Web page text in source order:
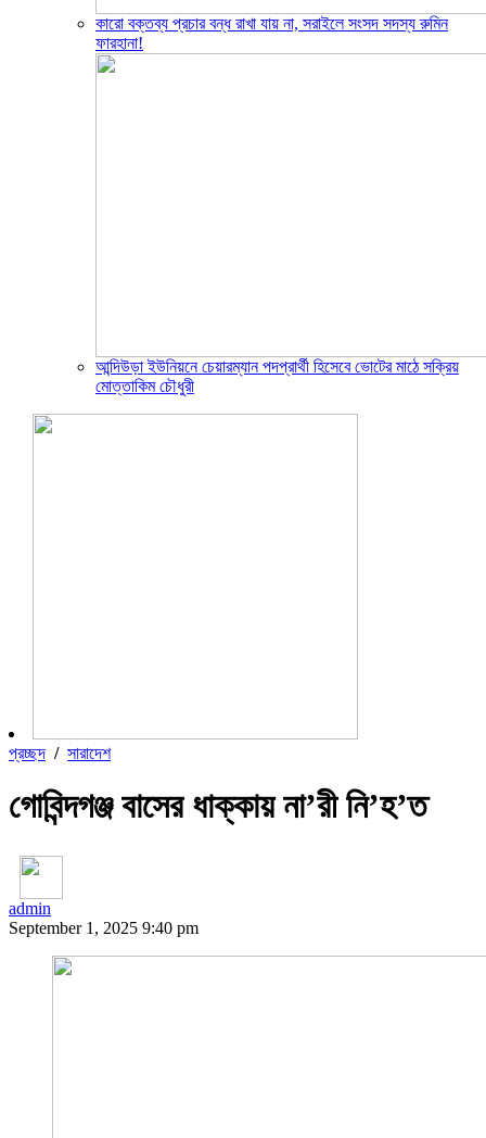
‎কারো বক্তব্য প্রচার বন্ধ রাখা যায় না, সরাইলে সংসদ সদস্য রুমিন
ফারহানা!
আন্দিউড়া ইউনিয়নে চেয়ারম্যান পদপ্রার্থী হিসেবে ভোটের মাঠে সক্রিয়
মোত্তাকিম চৌধুরী
প্রচ্ছদ / সারাদেশ
গোবিন্দগঞ্জ বাসের ধাক্কায় না’রী নি’হ’ত
admin
September 1, 2025 9:40 pm